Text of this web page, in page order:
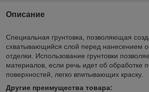
Описание
Специальная грунтовка, позволяющая
схватывающийся слой перед нанесением
отделки. Использование грунтовки
материалов, если речь идет об обработке
поверхностей, легко впитывающих краску.
Другие преимущества товара: